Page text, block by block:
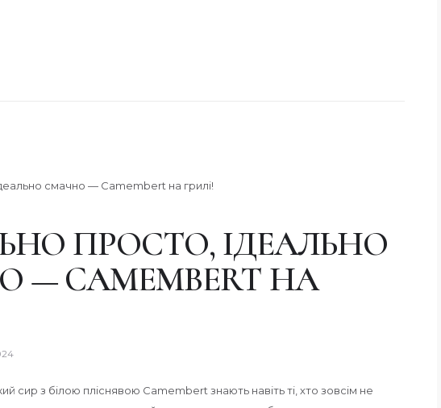
ПРОСТО, ІДЕАЛЬНО
— CAMEMBERT НА
сир з білою пліснявою Camembert знають навіть ті, хто зовсім не